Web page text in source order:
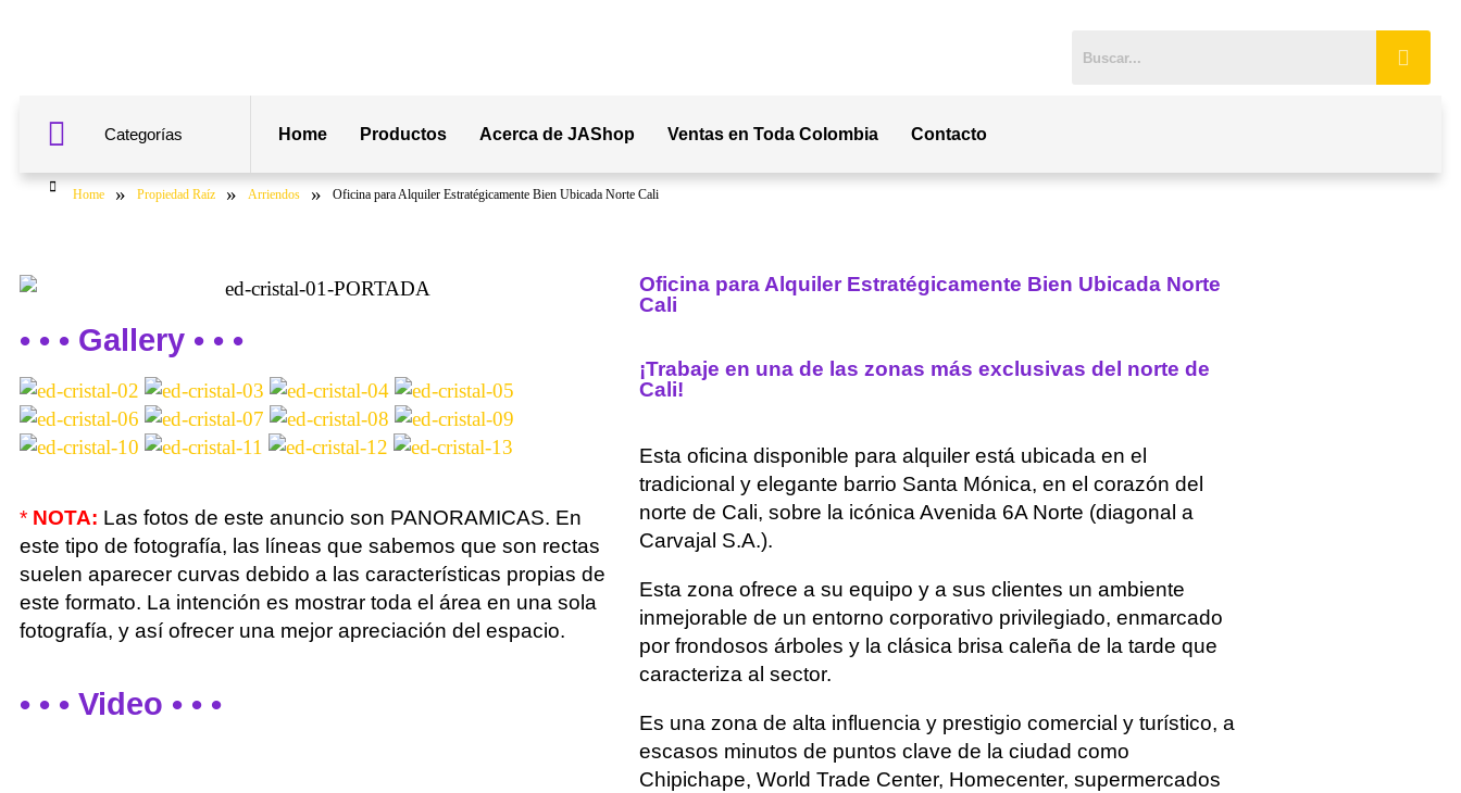
Categorías Home Productos Acerca de JAShop Ventas en Toda Colombia Contacto
Home » Propiedad Raíz » Arriendos » Oficina para Alquiler Estratégicamente Bien Ubicada Norte Cali
• • • Gallery • • •
* NOTA: Las fotos de este anuncio son PANORAMICAS. En
este tipo de fotografía, las líneas que sabemos que son rectas
suelen aparecer curvas debido a las características propias de
este formato. La intención es mostrar toda el área en una sola
fotografía, y así ofrecer una mejor apreciación del espacio.
• • • Video • • •
Oficina para Alquiler Estratégicamente Bien Ubicada Norte
Cali
¡Trabaje en una de las zonas más exclusivas del norte de
Cali!
Esta oficina disponible para alquiler está ubicada en el
tradicional y elegante barrio Santa Mónica, en el corazón del
norte de Cali, sobre la icónica Avenida 6A Norte (diagonal a
Carvajal S.A.).
Esta zona ofrece a su equipo y a sus clientes un ambiente
inmejorable de un entorno corporativo privilegiado, enmarcado
por frondosos árboles y la clásica brisa caleña de la tarde que
caracteriza al sector.
Es una zona de alta influencia y prestigio comercial y turístico, a
escasos minutos de puntos clave de la ciudad como
Chipichape, World Trade Center, Homecenter, supermercados